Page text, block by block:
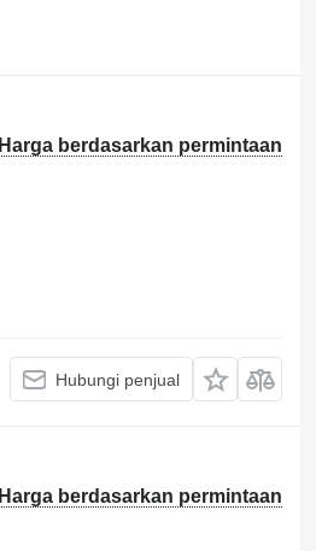
Harga berdasarkan permintaan
Hubungi penjual
Harga berdasarkan permintaan